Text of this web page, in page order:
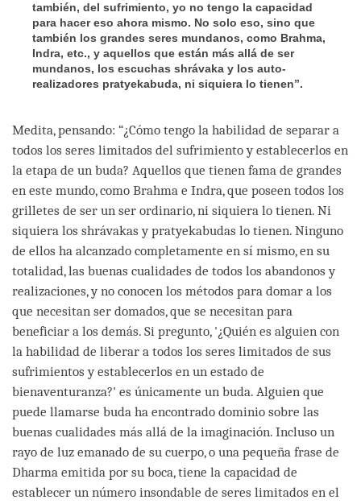
también, del sufrimiento, yo no tengo la capacidad
para hacer eso ahora mismo. No solo eso, sino que
también los grandes seres mundanos, como Brahma,
Indra, etc., y aquellos que están más allá de ser
mundanos, los escuchas shrávaka y los auto-
realizadores pratyekabuda, ni siquiera lo tienen”.
Medita, pensando: “¿Cómo tengo la habilidad de separar a
todos los seres limitados del sufrimiento y establecerlos en
la etapa de un buda? Aquellos que tienen fama de grandes
en este mundo, como Brahma e Indra, que poseen todos los
grilletes de ser un ser ordinario, ni siquiera lo tienen. Ni
siquiera los shrávakas y pratyekabudas lo tienen. Ninguno
de ellos ha alcanzado completamente en sí mismo, en su
totalidad, las buenas cualidades de todos los abandonos y
realizaciones, y no conocen los métodos para domar a los
que necesitan ser domados, que se necesitan para
beneficiar a los demás. Si pregunto, '¿Quién es alguien con
la habilidad de liberar a todos los seres limitados de sus
sufrimientos y establecerlos en un estado de
bienaventuranza?' es únicamente un buda. Alguien que
puede llamarse buda ha encontrado dominio sobre las
buenas cualidades más allá de la imaginación. Incluso un
rayo de luz emanado de su cuerpo, o una pequeña frase de
Dharma emitida por su boca, tiene la capacidad de
establecer un número insondable de seres limitados en el